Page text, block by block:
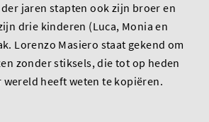
jaren stapten ook zijn broer en
drie kinderen (Luca, Monia en
Lorenzo Masiero staat gekend om
zonder stiksels, die tot op heden
heeft weten te kopiëren.